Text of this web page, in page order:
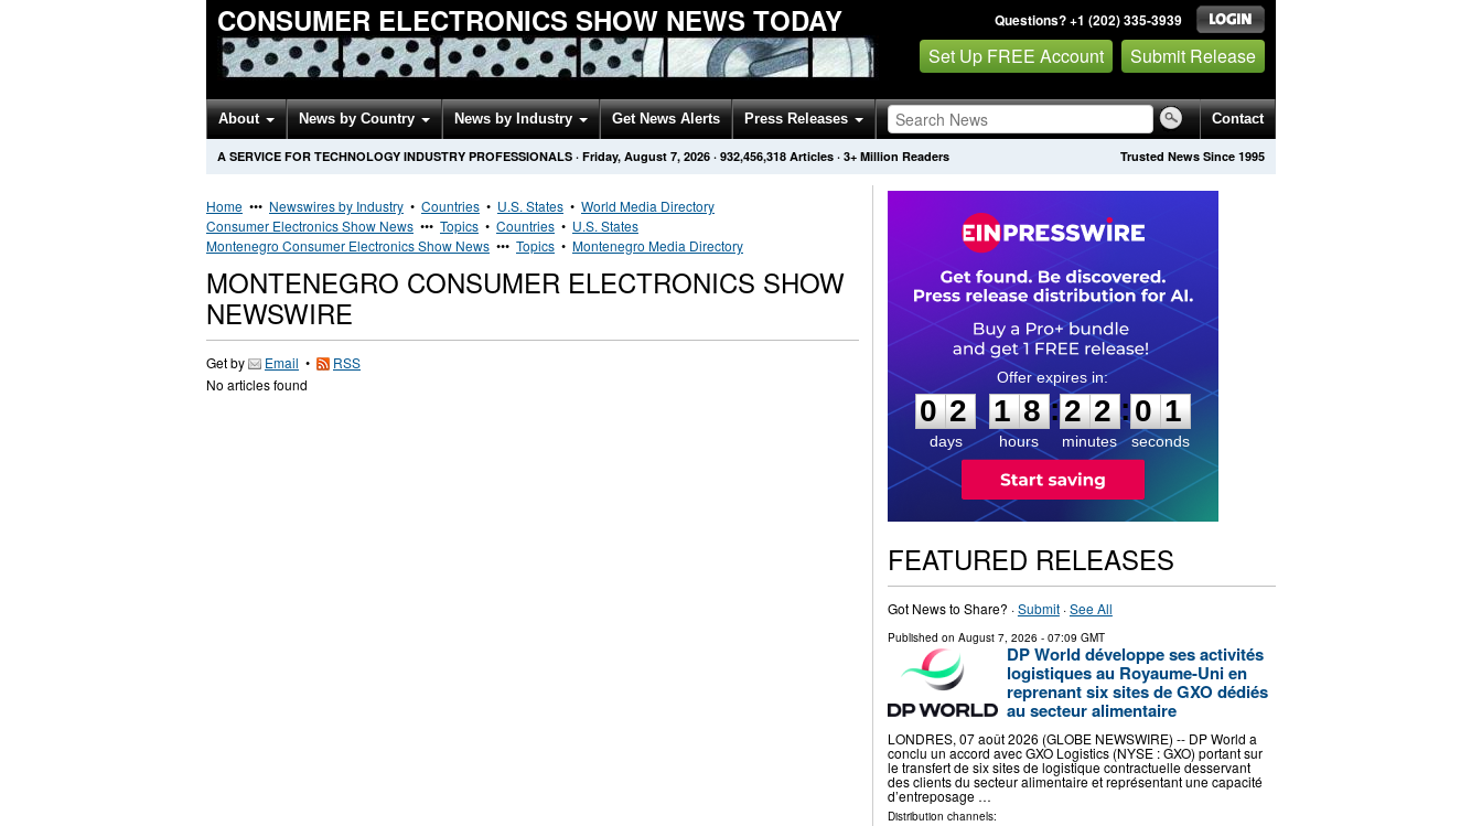
CONSUMER ELECTRONICS SHOW NEWS TODAY Questions? +1 (202) 335-3939
Set Up FREE Account Submit Release
About News by Country News by Industry Get News Alerts Press Releases Contact
Trusted News Since 1995
A SERVICE FOR TECHNOLOGY INDUSTRY PROFESSIONALS · Friday, August 7, 2026 · 932,456,318 Articles · 3+ Million Readers
Home ••• Newswires by Industry • Countries • U.S. States • World Media Directory
Consumer Electronics Show News ••• Topics • Countries • U.S. States
Montenegro Consumer Electronics Show News ••• Topics • Montenegro Media Directory
MONTENEGRO CONSUMER ELECTRONICS SHOW
NEWSWIRE
Get by Email •
RSS
No articles found
0
2
2
days
1
1
8
8
hours
:
2
2
2
2
minutes
:0
0
0
seconds
FEATURED RELEASES
Got News to Share? ·Submit·See All
Published on August 7, 2026 - 07:09 GMT
DP World développe ses activités
logistiques au Royaume-Uni en
reprenant six sites de GXO dédiés
au secteur alimentaire
LONDRES, 07 août 2026 (GLOBE NEWSWIRE) -- DP World a
conclu un accord avec GXO Logistics (NYSE : GXO) portant sur
le transfert de six sites de logistique contractuelle desservant
des clients du secteur alimentaire et représentant une capacité
d’entreposage …
Distribution channels: